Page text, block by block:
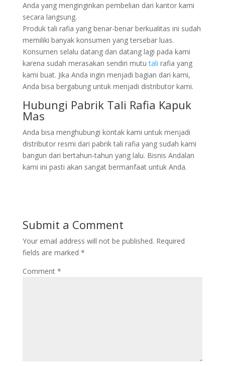
Anda yang menginginkan pembelian dari kantor kami
secara langsung.
Produk tali rafia yang benar-benar berkualitas ini sudah
memiliki banyak konsumen yang tersebar luas.
Konsumen selalu datang dan datang lagi pada kami
karena sudah merasakan sendiri mututali rafia yang
kami buat. Jika Anda ingin menjadi bagian dari kami,
Anda bisa bergabung untuk menjadi distributor kami.
Hubungi Pabrik Tali Rafia Kapuk
Mas
Anda bisa menghubungi kontak kami untuk menjadi
distributor resmi dari pabrik tali rafia yang sudah kami
bangun dari bertahun-tahun yang lalu. Bisnis Andalan
kami ini pasti akan sangat bermanfaat untuk Anda.
Submit a Comment
Your email address will not be published. Required
fields are marked *
Comment *